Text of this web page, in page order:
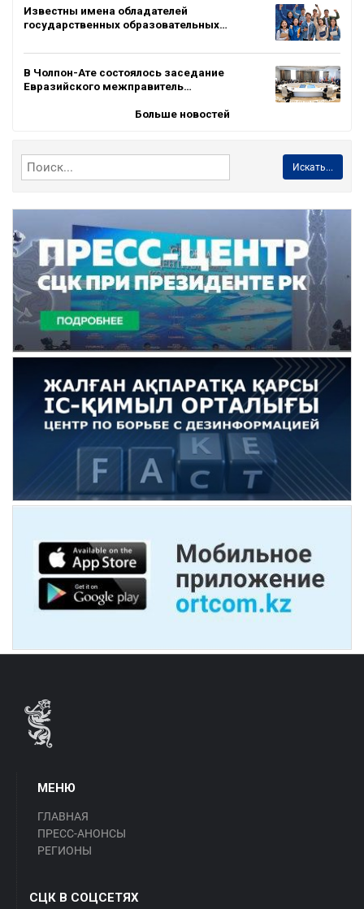
Известны имена обладателей
государственных образовательных…
В Чолпон-Ате состоялось заседание
Евразийского межправитель…
Больше новостей
Искать...
МЕНЮ
ГЛАВНАЯ
ПРЕСС-АНОНСЫ
РЕГИОНЫ
СЦК В СОЦСЕТЯХ